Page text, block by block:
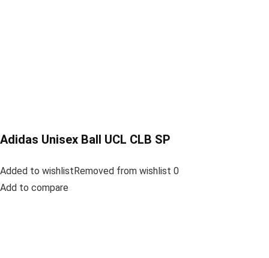
Adidas Unisex Ball UCL CLB SP
Added to wishlistRemoved from wishlist 0
Add to compare